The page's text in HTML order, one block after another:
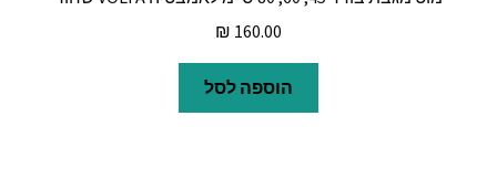
₪ 160.00
הוספה לסל